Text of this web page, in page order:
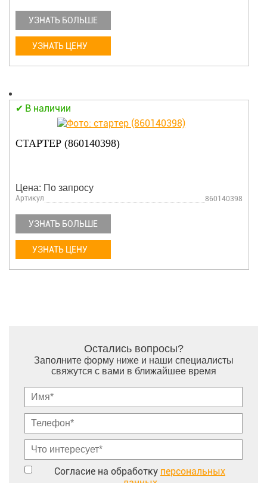
УЗНАТЬ БОЛЬШЕ
УЗНАТЬ ЦЕНУ
В наличии
СТАРТЕР (860140398)
Цена: По запросу
Артикул 860140398
УЗНАТЬ БОЛЬШЕ
УЗНАТЬ ЦЕНУ
Остались вопросы?
Заполните форму ниже и наши специалисты
свяжутся с вами в ближайшее время
Согласие на обработку персональных